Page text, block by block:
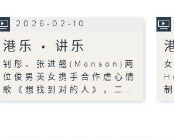
2026-02-10
港乐 • 讲乐
钊彤、张进翘(Manson)两
位俊男美女携手合作虐心情
歌《想找到对的人》，二…